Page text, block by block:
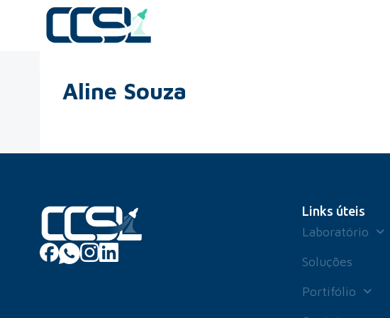
Aline Souza
Links úteis
Laboratório
Soluções
Portifólio